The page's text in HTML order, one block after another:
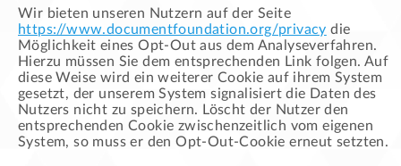
Wir bieten unseren Nutzern auf der Seite
https://www.documentfoundation.org/privacy die
Möglichkeit eines Opt-Out aus dem Analyseverfahren.
Hierzu müssen Sie dem entsprechenden Link folgen. Auf
diese Weise wird ein weiterer Cookie auf ihrem System
gesetzt, der unserem System signalisiert die Daten des
Nutzers nicht zu speichern. Löscht der Nutzer den
entsprechenden Cookie zwischenzeitlich vom eigenen
System, so muss er den Opt-Out-Cookie erneut setzten.